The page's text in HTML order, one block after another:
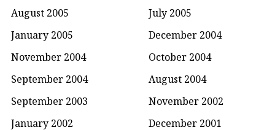
August 2005
July 2005
January 2005
December 2004
November 2004
October 2004
September 2004
August 2004
September 2003
November 2002
January 2002
December 2001